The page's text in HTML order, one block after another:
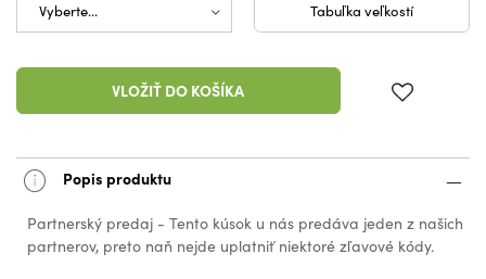
Tabuľka veľkostí
VLOŽIŤ DO KOŠÍKA
Popis produktu
Partnerský predaj - Tento kúsok u nás predáva jeden z našich
partnerov, preto naň nejde uplatniť niektoré zľavové kódy.